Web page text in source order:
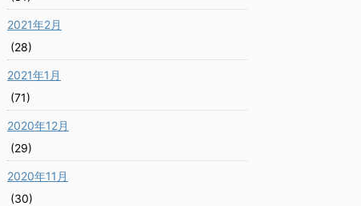
2021年2月
(28)
2021年1月
(71)
2020年12月
(29)
2020年11月
(30)